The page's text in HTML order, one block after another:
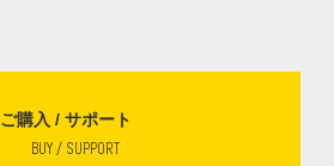
ご購入 / サポート
BUY / SUPPORT